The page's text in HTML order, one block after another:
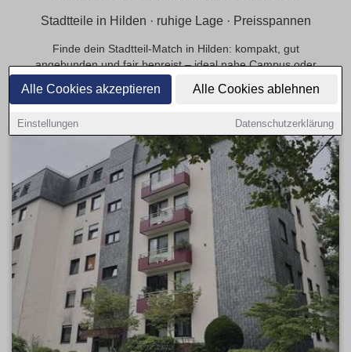
Alle Cookies akzeptieren Alle Cookies ablehnen
Einstellungen Datenschutzerklärung
Stadtteile in Hilden · ruhige Lage · Preisspannen
Finde dein Stadtteil-Match in Hilden: kompakt, gut
angebunden und fair bepreist – ideal nahe Campus oder
Innenstadt.